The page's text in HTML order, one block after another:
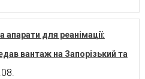
апарати для реанімації:
вантаж на Запорізький та